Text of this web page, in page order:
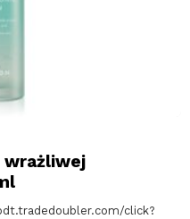
wrażliwej
click?